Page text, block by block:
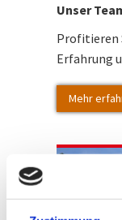
Unser
Profitieren
Erfahrung
Mehr